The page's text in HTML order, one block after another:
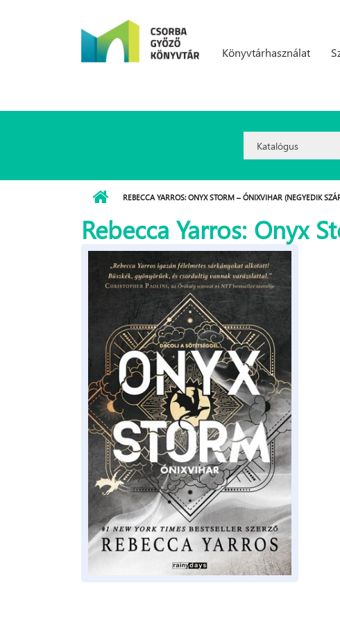
Könyvtárhasználat
Option:
REBECCA YARROS: ONYX ​STORM – ÓNIXVIHAR (NEGYEDIK
Rebecca Yarros: Onyx